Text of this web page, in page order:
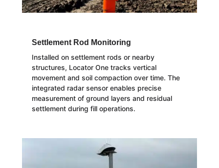
Settlement Rod Monitoring
Installed on settlement rods or nearby
structures, Locator One tracks vertical
movement and soil compaction over time. The
integrated radar sensor enables precise
measurement of ground layers and residual
settlement during fill operations.